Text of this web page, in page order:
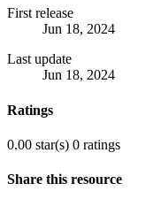
First release
Jun 18, 2024
Last update
Jun 18, 2024
Ratings
0.00 star(s) 0 ratings
Share this resource